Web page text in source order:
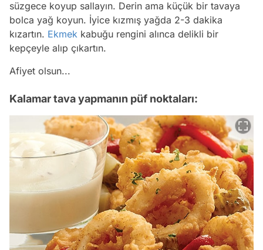
süzgece koyup sallayın. Derin ama küçük bir tavaya
bolca yağ koyun. İyice kızmış yağda 2-3 dakika
kızartın. Ekmek kabuğu rengini alınca delikli bir
kepçeyle alıp çıkartın.
Afiyet olsun...
Kalamar tava yapmanın püf noktaları: